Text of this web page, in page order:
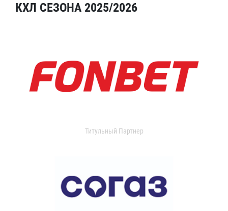
КХЛ СЕЗОНА 2025/2026
Титульный Партнер